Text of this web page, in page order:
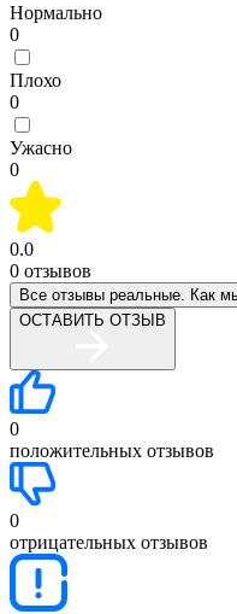
Нормально
0
Плохо
0
Ужасно
0
0.0
0 отзывов
Все отзывы реальные. Как
ОСТАВИТЬ ОТЗЫВ
0
положительных отзывов
0
отрицательных отзывов